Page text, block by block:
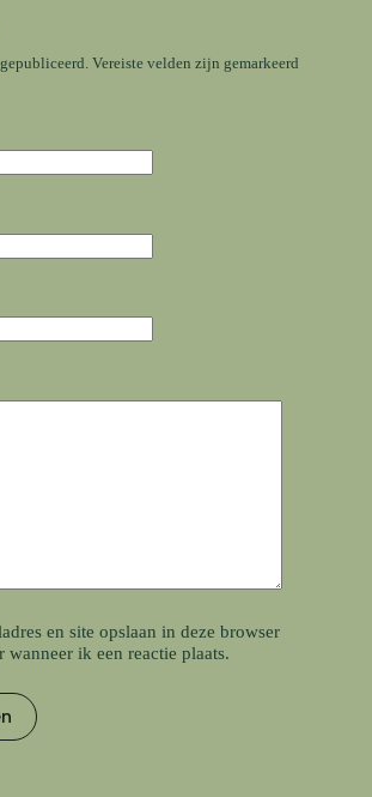
Vereiste velden zijn gemarkeerd
en site opslaan in deze browser
ik een reactie plaats.